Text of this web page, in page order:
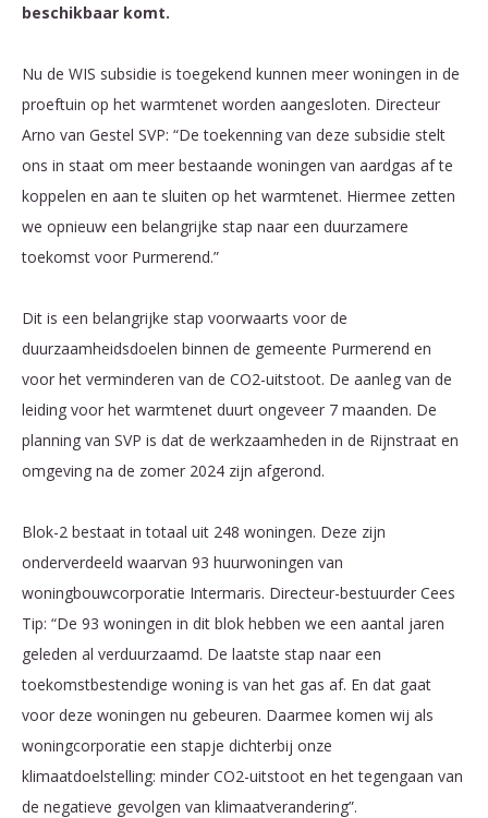
beschikbaar komt.
Nu de WIS subsidie is toegekend kunnen meer woningen in de
proeftuin op het warmtenet worden aangesloten. Directeur
Arno van Gestel SVP: “De toekenning van deze subsidie stelt
ons in staat om meer bestaande woningen van aardgas af te
koppelen en aan te sluiten op het warmtenet. Hiermee zetten
we opnieuw een belangrijke stap naar een duurzamere
toekomst voor Purmerend.”
Dit is een belangrijke stap voorwaarts voor de
duurzaamheidsdoelen binnen de gemeente Purmerend en
voor het verminderen van de CO2-uitstoot. De aanleg van de
leiding voor het warmtenet duurt ongeveer 7 maanden. De
planning van SVP is dat de werkzaamheden in de Rijnstraat en
omgeving na de zomer 2024 zijn afgerond.
Blok-2 bestaat in totaal uit 248 woningen. Deze zijn
onderverdeeld waarvan 93 huurwoningen van
woningbouwcorporatie Intermaris. Directeur-bestuurder Cees
Tip: “De 93 woningen in dit blok hebben we een aantal jaren
geleden al verduurzaamd. De laatste stap naar een
toekomstbestendige woning is van het gas af. En dat gaat
voor deze woningen nu gebeuren. Daarmee komen wij als
woningcorporatie een stapje dichterbij onze
klimaatdoelstelling: minder CO2-uitstoot en het tegengaan van
de negatieve gevolgen van klimaatverandering”.